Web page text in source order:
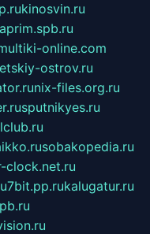
kinosvin.ru
online.com
ostrov.ru
nix-files.org.ru
sputnikyes.ru
sobakopedia.ru
clock.net.ru
7bit.pp.rukalugatur.ru